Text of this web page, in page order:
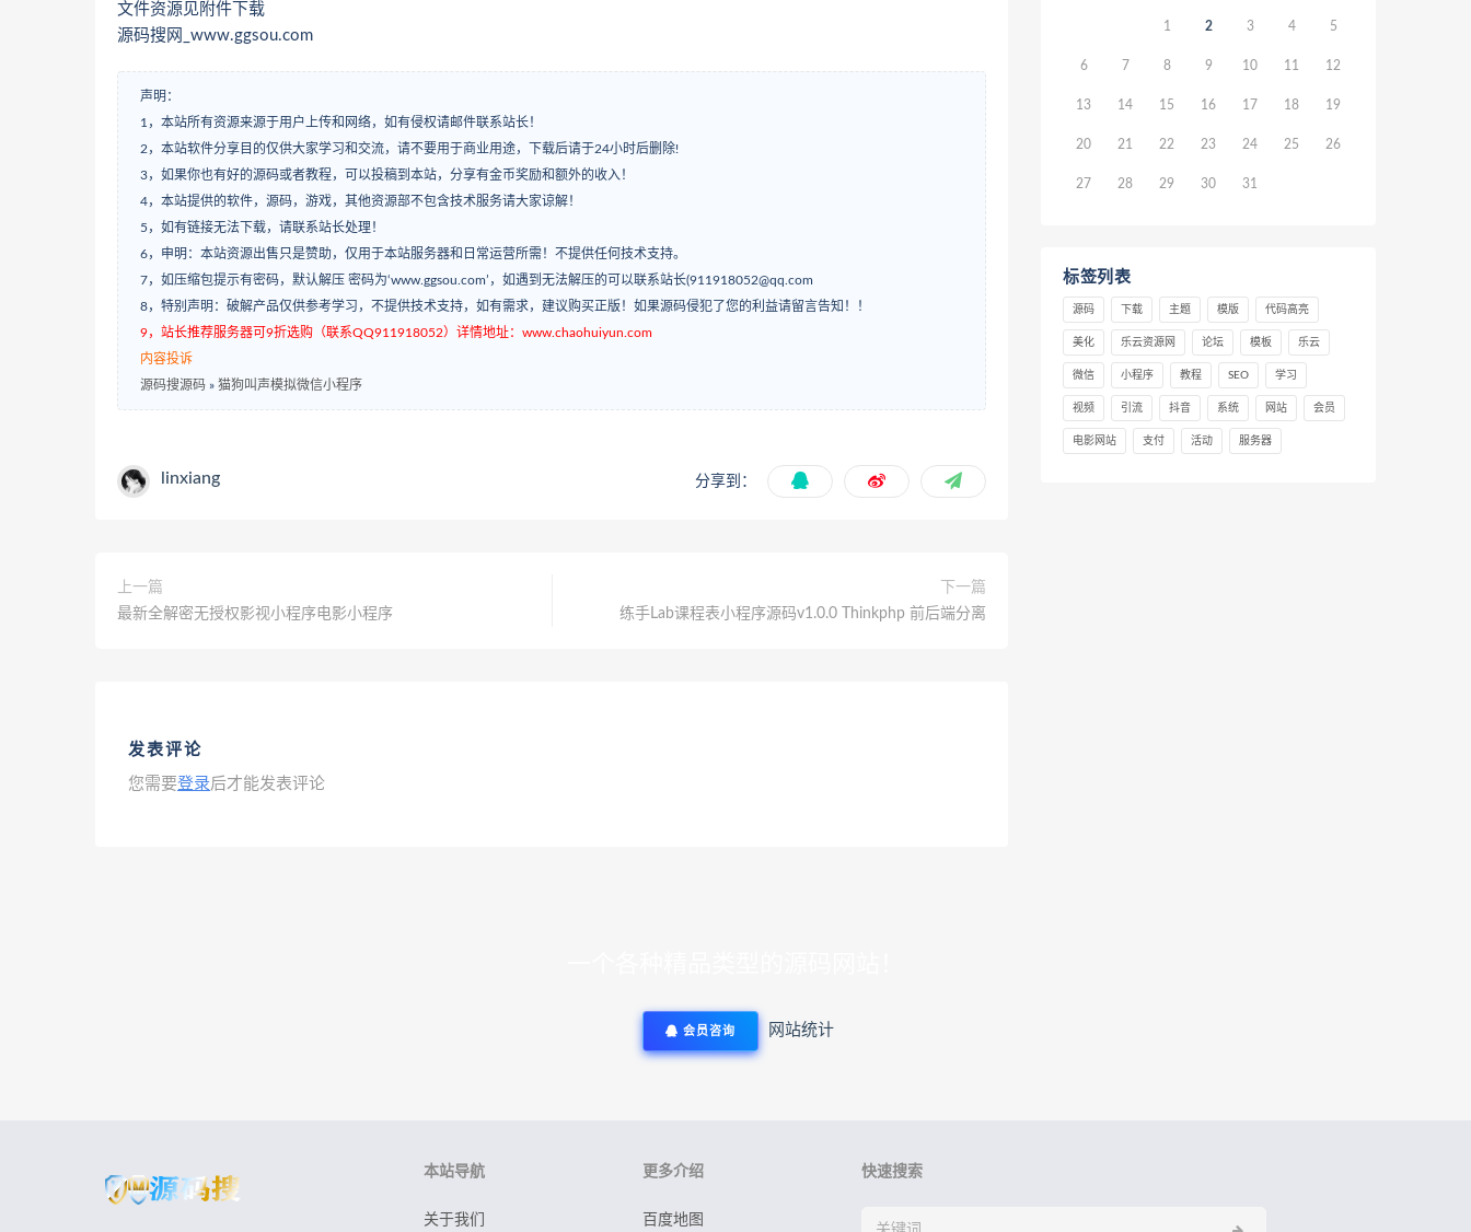
文件资源见附件下载
源码搜网_www.ggsou.com
声明：
1，本站所有资源来源于用户上传和网络，如有侵权请邮件联系站长！
2，本站软件分享目的仅供大家学习和交流，请不要用于商业用途，下载后请于24小时后删除!
3，如果你也有好的源码或者教程，可以投稿到本站，分享有金币奖励和额外的收入！
4，本站提供的软件，源码，游戏，其他资源部不包含技术服务请大家谅解！
5，如有链接无法下载，请联系站长处理！
6，申明：本站资源出售只是赞助，仅用于本站服务器和日常运营所需！不提供任何技术支持。
7，如压缩包提示有密码，默认解压 密码为‘www.ggsou.com’，如遇到无法解压的可以联系站长(911918052@qq.com
8，特别声明：破解产品仅供参考学习，不提供技术支持，如有需求，建议购买正版！如果源码侵犯了您的利益请留言告知！！
9，站长推荐服务器可9折选购（联系QQ911918052）详情地址：www.chaohuiyun.com
内容投诉
源码搜源码 » 猫狗叫声模拟微信小程序
linxiang 分享到：
上一篇
最新全解密无授权影视小程序电影小程序
下一篇
练手Lab课程表小程序源码v1.0.0 Thinkphp 前后端分离
发表评论
您需要登录后才能发表评论
1 2 3 4 5
6 7 8 9 10 11 12
13 14 15 16 17 18 19
20 21 22 23 24 25 26
27 28 29 30 31
标签列表
源码 下载 主题 模版 代码高亮
美化 乐云资源网 论坛 模板 乐云
微信 小程序 教程 SEO 学习
视频 引流 抖音 系统 网站 会员
电影网站 支付 活动 服务器
会员咨询 网站统计
本站导航
关于我们
更多介绍
百度地图
快速搜索